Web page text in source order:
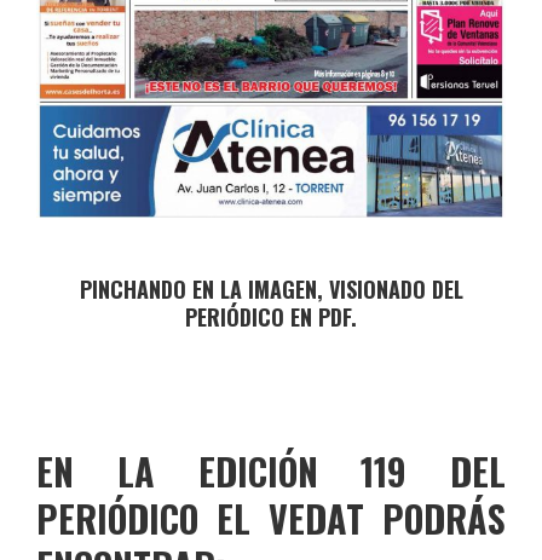
PINCHANDO EN LA IMAGEN, VISIONADO DEL
PERIÓDICO EN PDF.
EN LA EDICIÓN 119 DEL
PERIÓDICO EL VEDAT PODRÁS